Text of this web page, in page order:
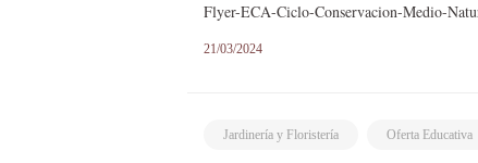
Flyer-ECA-Ciclo-Conservacion-Medio-
21/03/2024
Jardinería y Floristería Oferta Educativa